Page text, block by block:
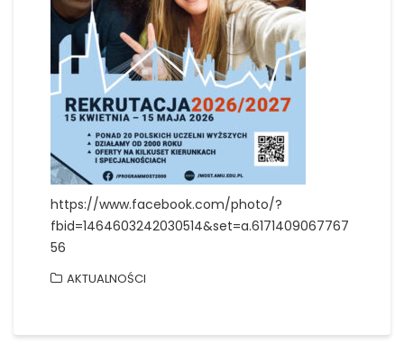
https://www.facebook.com/photo/?
fbid=1464603242030514&set=a.6171409067767
56
AKTUALNOŚCI